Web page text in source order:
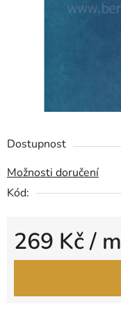
Dostupnost
Možnosti doručení
Kód:
269 Kč/ m
Měrná cena: